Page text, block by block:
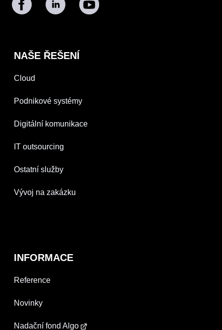
NAŠE ŘEŠENÍ
Cloud
Podnikové systémy
Digitální komunikace
IT outsourcing
Ostatní služby
Vývoj na zakázku
INFORMACE
Reference
Novinky
Nadační fond Algo